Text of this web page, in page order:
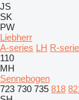
JS
SK
PW
Liebherr
A-series LH R-
110
MH
Sennebogen
723 730 735 818